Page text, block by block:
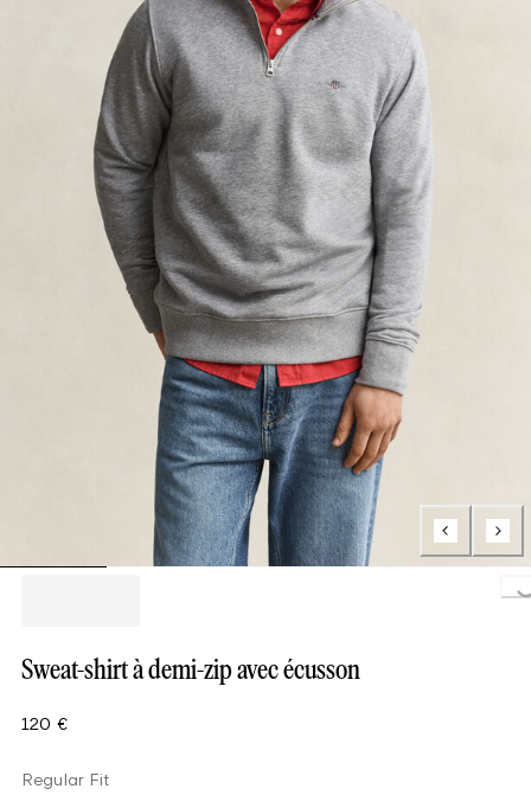
Sweat-shirt à demi-zip avec écusson
120 €
Regular Fit